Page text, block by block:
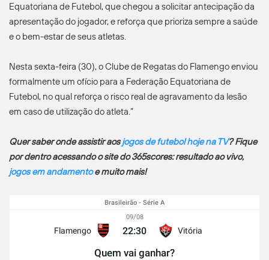
Equatoriana de Futebol, que chegou a solicitar antecipação da
apresentação do jogador, e reforça que prioriza sempre a saúde
e o bem-estar de seus atletas.
Nesta sexta-feira (30), o Clube de Regatas do Flamengo enviou
formalmente um ofício para a Federação Equatoriana de
Futebol, no qual reforça o risco real de agravamento da lesão
em caso de utilização do atleta.”
Quer saber onde assistir aosjogos de futebol hoje na TV? Fique
por dentro acessando o site do 365scores: resultado ao vivo,
jogos em andamentoe muito mais!
Brasileirão - Série A
Flamengo
09/08
22:30 Vitória
Quem vai ganhar?